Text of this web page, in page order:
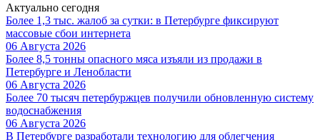
Актуально сегодня
Более 1,3 тыс. жалоб за сутки: в Петербурге фиксируют
массовые сбои интернета
06 Августа 2026
Более 8,5 тонны опасного мяса изъяли из продажи в
Петербурге и Ленобласти
06 Августа 2026
Более 70 тысяч петербуржцев получили обновленную систему
водоснабжения
06 Августа 2026
В Петербурге разработали технологию для облегчения